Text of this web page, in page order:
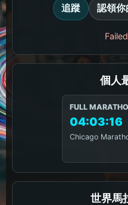
追蹤 認領
個人
FULL
04:03:16
Chicago
世界馬